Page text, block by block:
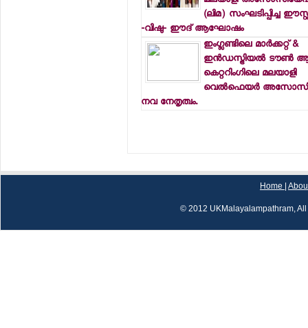
(ലിമ) സംഘടിപ്പിച്ച
-വിഷു- ഈദ് ആഘോഷം
ഇംഗ്ലണ്ടിലെ മാര്‍ക്കറ്റ് &
ഇന്‍ഡസ്ട്രിയല്‍ ടൗണ്‍
കെറ്ററിംഗിലെ മലയാളി
വെല്‍ഫെയര്‍
നവ നേതൃത്വം.
Home
© 2012 UKMalayalampathram,